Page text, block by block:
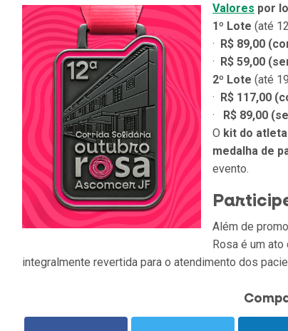
Valores por
1º Lote (até
· R$ 89,00
· R$ 59,00
2º Lote (até
· R$ 117,00
· R$ 89,00
O kit do atleta
medalha de
evento.
Além de
Rosa é um
integralmente revertida para o atendimento dos